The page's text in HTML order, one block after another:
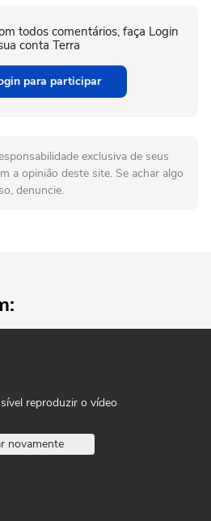
todos comentários, faça Login
conta Terra
para participar
exclusiva de seus
a opinião deste site. Se achar algo
denuncie.
reproduzir o vídeo
novamente